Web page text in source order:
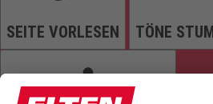
SEITE VORLESEN TÖNE